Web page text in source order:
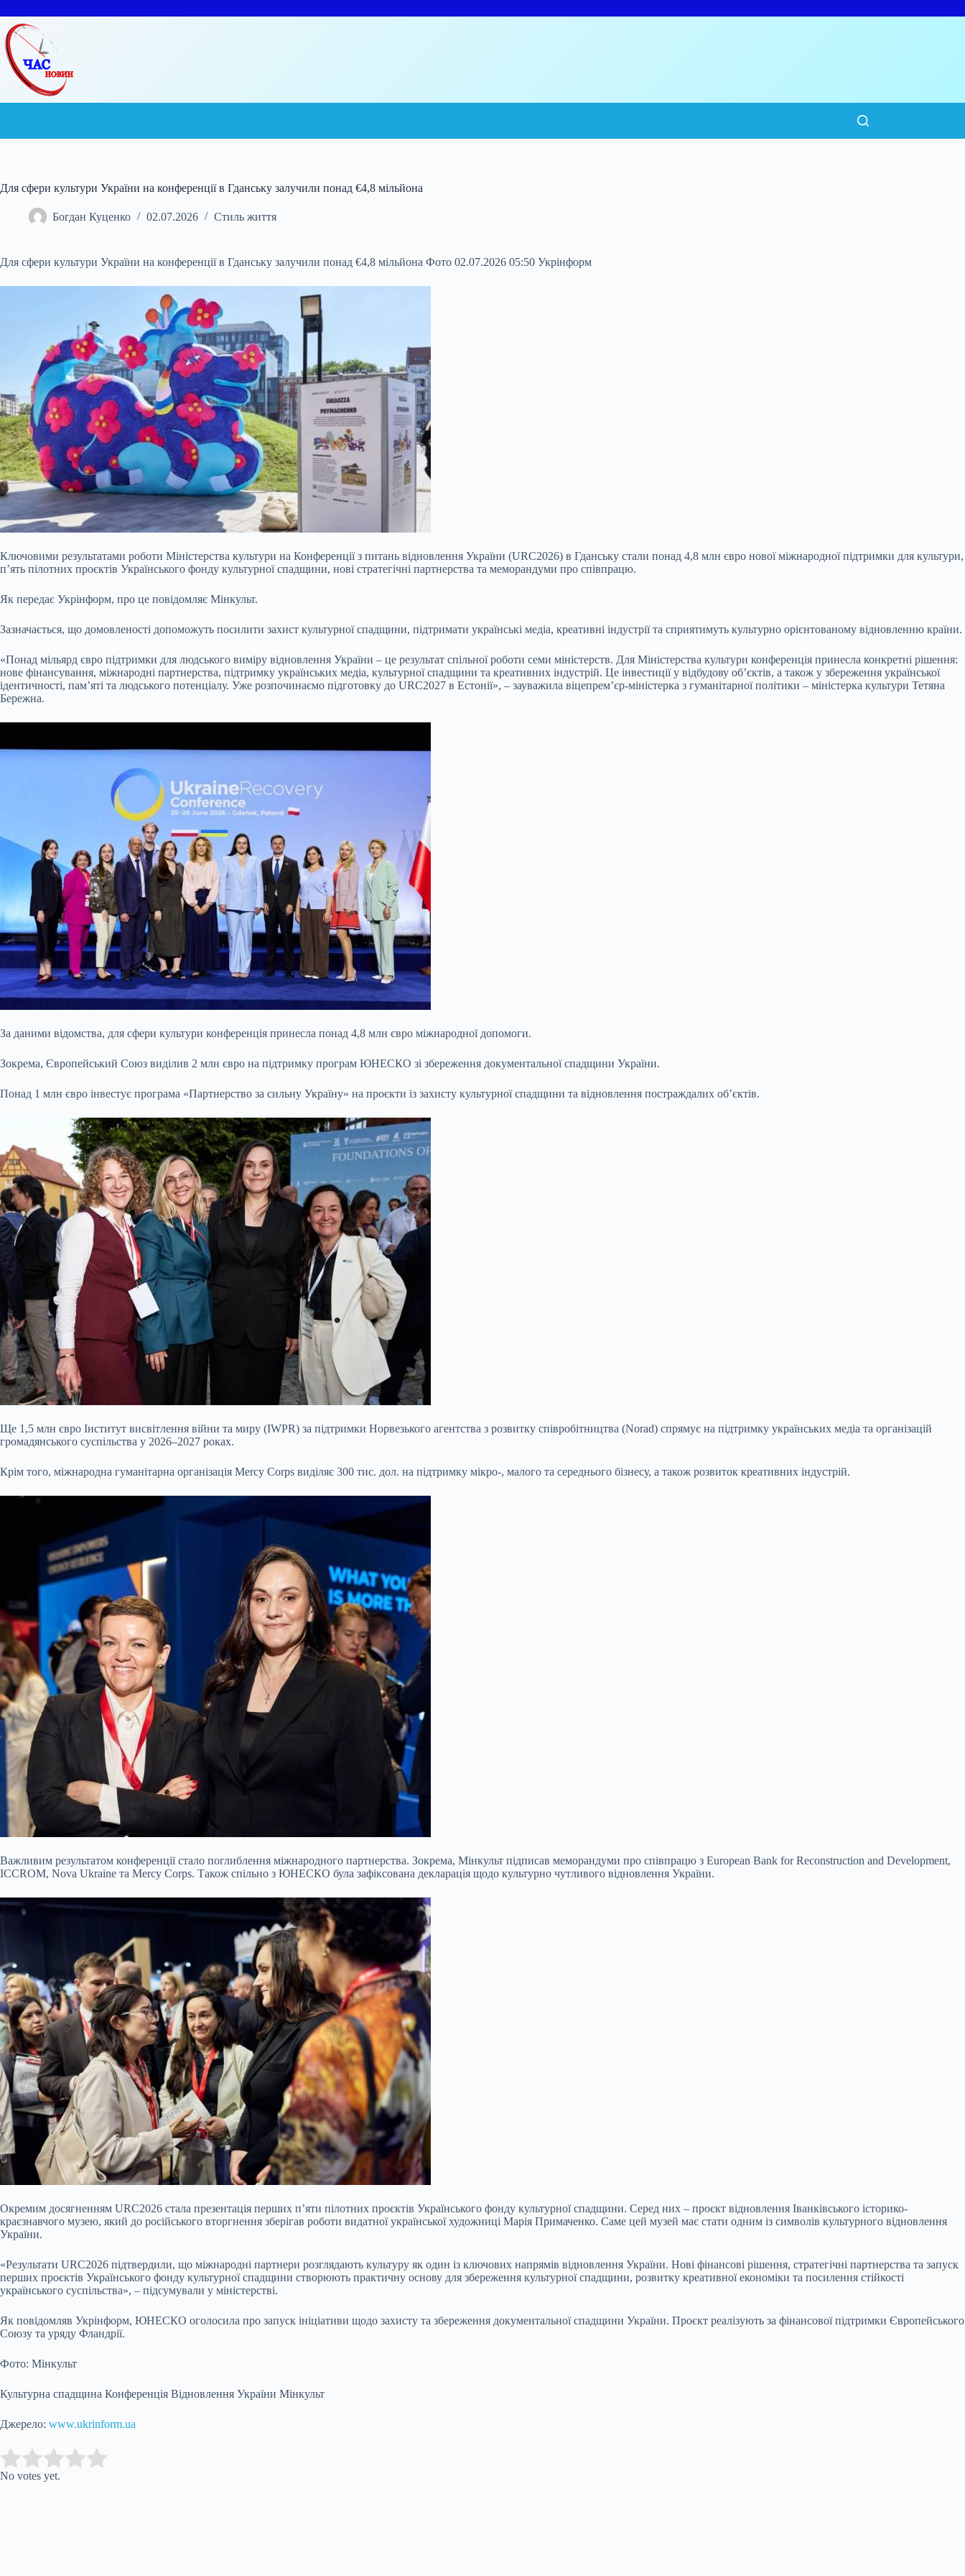
до
вмісту
Для сфери культури України на конференції в Гданську залучили понад €4,8 мільйона
Богдан Куценко 02.07.2026 Стиль життя
Для сфери культури України на конференції в Гданську залучили понад €4,8 мільйона Фото 02.07.2026 05:50 Укрінформ
Ключовими результатами роботи Міністерства культури на Конференції з питань відновлення України (URC2026) в Гданську стали понад 4,8 млн євро нової міжнародної підтримки для культури,
п’ять пілотних проєктів Українського фонду культурної спадщини, нові стратегічні партнерства та меморандуми про співпрацю.
Як передає Укрінформ, про це повідомляє Мінкульт.
Зазначається, що домовленості допоможуть посилити захист культурної спадщини, підтримати українські медіа, креативні індустрії та сприятимуть культурно орієнтованому відновленню країни.
«Понад мільярд євро підтримки для людського виміру відновлення України – це результат спільної роботи семи міністерств. Для Міністерства культури конференція принесла конкретні рішення:
нове фінансування, міжнародні партнерства, підтримку українських медіа, культурної спадщини та креативних індустрій. Це інвестиції у відбудову об’єктів, а також у збереження української
ідентичності, пам’яті та людського потенціалу. Уже розпочинаємо підготовку до URC2027 в Естонії», – зауважила віцепрем’єр-міністерка з гуманітарної політики – міністерка культури Тетяна
Бережна.
За даними відомства, для сфери культури конференція принесла понад 4,8 млн євро міжнародної допомоги.
Зокрема, Європейський Союз виділив 2 млн євро на підтримку програм ЮНЕСКО зі збереження документальної спадщини України.
Понад 1 млн євро інвестує програма «Партнерство за сильну Україну» на проєкти із захисту культурної спадщини та відновлення постраждалих об’єктів.
Ще 1,5 млн євро Інститут висвітлення війни та миру (IWPR) за підтримки Норвезького агентства з розвитку співробітництва (Norad) спрямує на підтримку українських медіа та організацій
громадянського суспільства у 2026–2027 роках.
Крім того, міжнародна гуманітарна організація Mercy Corps виділяє 300 тис. дол. на підтримку мікро-, малого та середнього бізнесу, а також розвиток креативних індустрій.
Важливим результатом конференції стало поглиблення міжнародного партнерства. Зокрема, Мінкульт підписав меморандуми про співпрацю з European Bank for Reconstruction and Development,
ICCROM, Nova Ukraine та Mercy Corps. Також спільно з ЮНЕСКО була зафіксована декларація щодо культурно чутливого відновлення України.
Окремим досягненням URC2026 стала презентація перших п’яти пілотних проєктів Українського фонду культурної спадщини. Серед них – проєкт відновлення Іванківського історико-
краєзнавчого музею, який до російського вторгнення зберігав роботи видатної української художниці Марія Примаченко. Саме цей музей має стати одним із символів культурного відновлення
України.
«Результати URC2026 підтвердили, що міжнародні партнери розглядають культуру як один із ключових напрямів відновлення України. Нові фінансові рішення, стратегічні партнерства та запуск
перших проєктів Українського фонду культурної спадщини створюють практичну основу для збереження культурної спадщини, розвитку креативної економіки та посилення стійкості
українського суспільства», – підсумували у міністерстві.
Як повідомляв Укрінформ, ЮНЕСКО оголосила про запуск ініціативи щодо захисту та збереження документальної спадщини України. Проєкт реалізують за фінансової підтримки Європейського
Союзу та уряду Фландрії.
Фото: Мінкульт
Культурна спадщина Конференція Відновлення України Мінкульт
Джерело: www.ukrinform.ua
Rate this item:
No votes yet.